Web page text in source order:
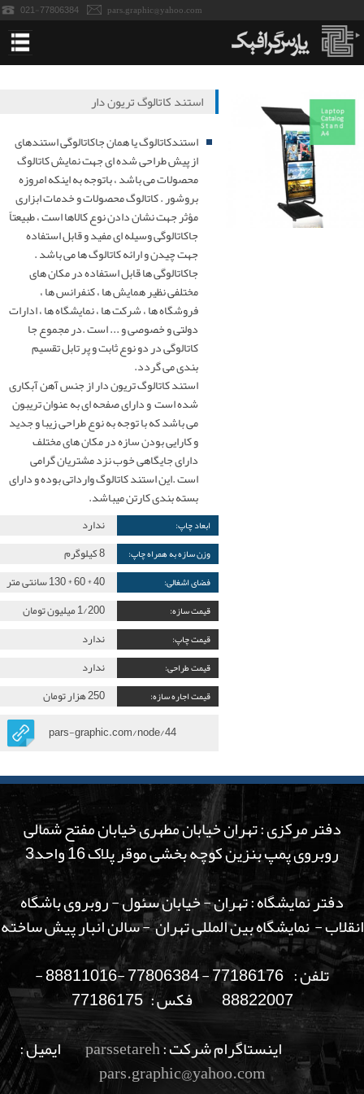
021-77806384 pars.graphic@yahoo.com
استندهای نمایشگاه
پاپ آپ نمایشگاه
پانل نمایشگاه
جاکاتالوگی-استند کاتالوگ نمایشگاه
استند کاتالوگ تریون دار
استندکاتالوگ یا همان جاکاتالوگی استندهای
از پیش طراحی شده ای جهت نمایش کاتالوگ
محصولات می باشد ، باتوجه به اینکه امروزه
بروشور . کاتالوگ محصولات و خدمات ابزاری
مؤثر جهت نشان دادن نوع کالاها است ، طبیعتاً
جاکاتالوگی وسیله ای مفید و قابل استفاده
جهت چیدن و ارائه کاتالوگ ها می باشد .
جاکاتالوگی ها قابل استفاده در مکان های
مختلفی نظیر همایش ها ، کنفرانس ها ،
فروشگاه ها ، شرکت ها ، نمایشگاه ها ، ادارات
دولتی و خصوصی و ... است .در مجموع جا
کاتالوگی در دو نوع ثابت و پر تابل تقسیم
بندی می گردد.
استند کاتالوگ تریون دار از جنس آهن آبکاری
شده است و دارای صفحه ای به عنوان تریبون
می باشد که با توجه به نوع طراحی زیبا و جدید
و کارایی بودن سازه در مکان های مختلف
دارای جایگاهی خوب نزد مشتریان گرامی
است .این استند کاتالوگ وارداتی بوده و دارای
بسته بندی کارتن میباشد.
ابعاد چاپ: ندارد
وزن سازه به همراه چاپ: 8 کیلوگرم
فضای اشغالی: 40 * 60 * 130 سانتی متر
قیمت سازه: 1/200 میلیون تومان
قیمت چاپ: ندارد
قیمت طراحی: ندارد
قیمت اجاره سازه:
250 هزار تومان
pars-graphic.com/node/44
دفتر مرکزی : تهران خیابان مطهری خیابان مفتح شمالی
روبروی پمپ بنزین کوچه بخشی موقر پلاک 16 واحد3
دفتر نمایشگاه : تهران - خیابان سئول - روبروی باشگاه
انقلاب - نمایشگاه بین المللی تهران - سالن انبار پیش ساخته
تلفن : 77186176 - 77806384 -88811016 -
88822007 فکس : 77186175
اینستاگرام شرکت :parssetarehایمیل :
pars.graphic@yahoo.com